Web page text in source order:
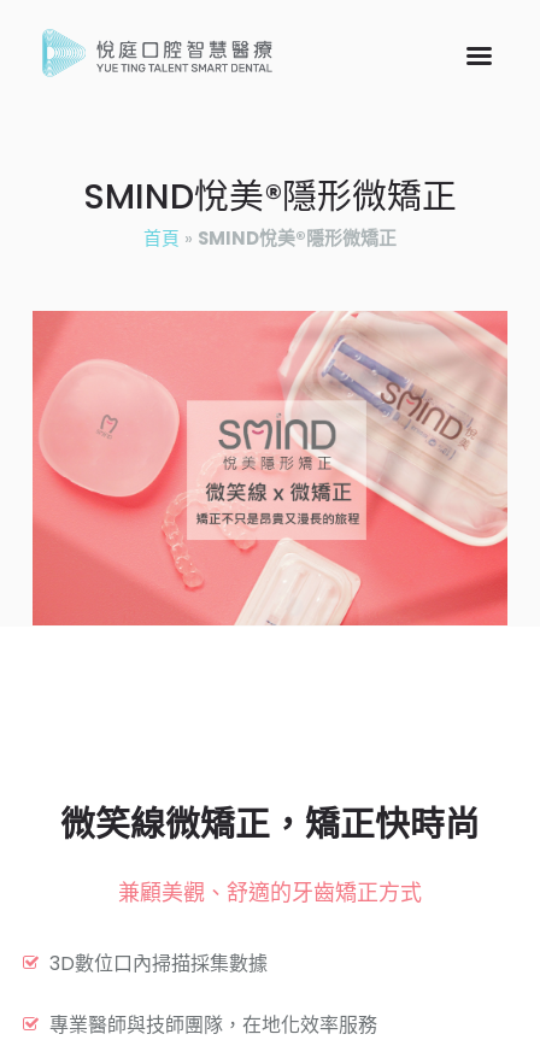
SMIND悅美®隱形微矯正
首頁 » SMIND悅美®隱形微矯正
微笑線微矯正，矯正快時尚
兼顧美觀、舒適的牙齒矯正方式
3D數位口內掃描採集數據
專業醫師與技師團隊，在地化效率服務